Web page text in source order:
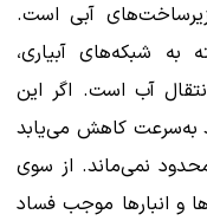
آبی است.
به شبکه‌های آبیاری،
آب است. اگر این
به‌سرعت کاهش می‌یابد
نمی‌ماند. از سوی
و انبارها موجب فساد